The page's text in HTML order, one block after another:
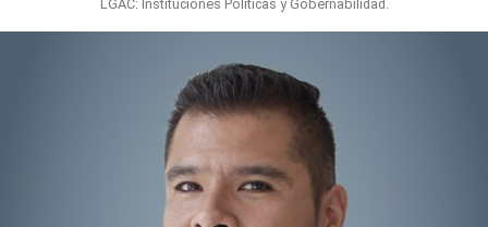
LGAC: Instituciones Políticas y Gobernabilidad.